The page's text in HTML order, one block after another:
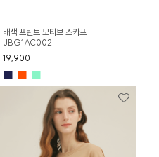
배색 프린트 모티브 스카프
JBG1AC002
19,900
■ ■ ■